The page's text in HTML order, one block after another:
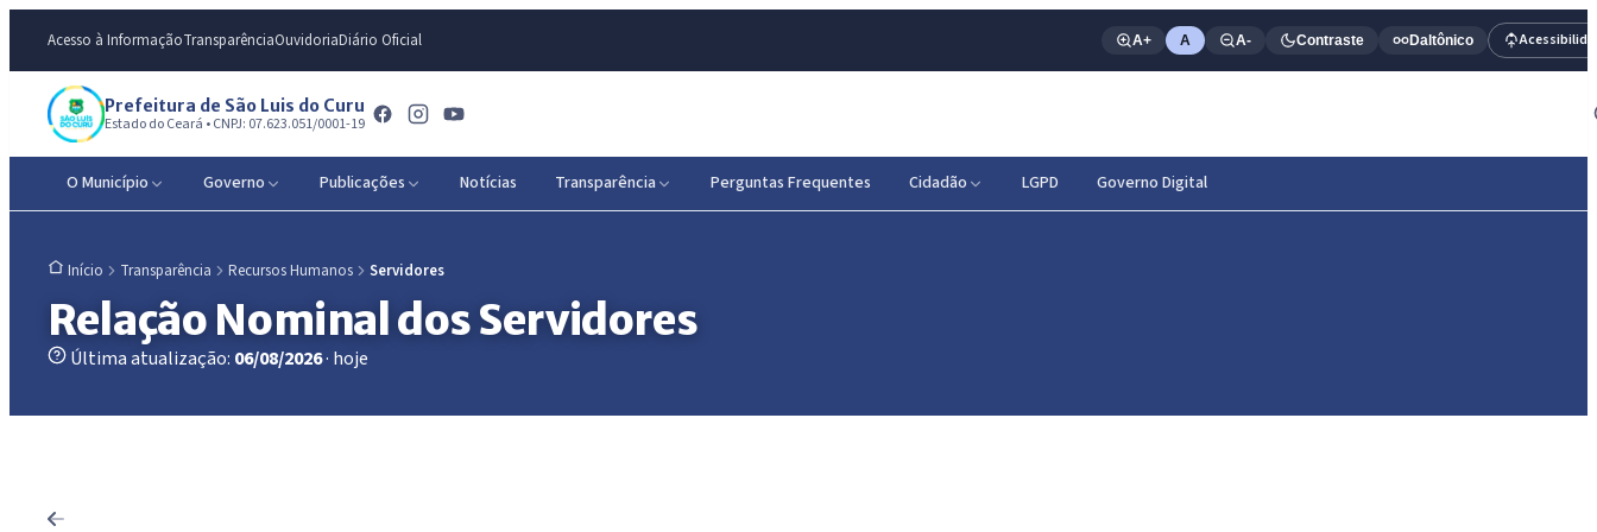
Acesso à InformaçãoTransparênciaOuvidoriaDiário Oficial A+ A A- Contraste Daltônico
Prefeitura de São Luis do Curu
Estado do Ceará • CNPJ: 07.623.051/0001-19
O Município Governo Publicações Notícias Transparência Perguntas Frequentes Cidadão LGPD Governo Digital
Início Transparência Recursos Humanos Servidores
Relação Nominal dos Servidores
Última atualização: 06/08/2026· hoje